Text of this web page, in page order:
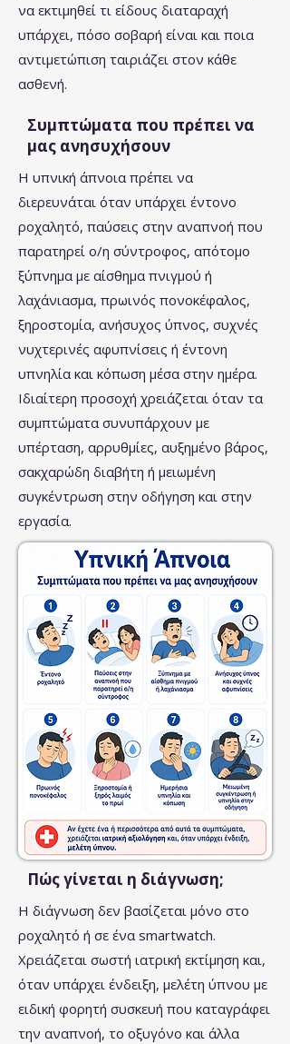
να εκτιμηθεί τι είδους διαταραχή
υπάρχει, πόσο σοβαρή είναι και ποια
αντιμετώπιση ταιριάζει στον κάθε
ασθενή.
Συμπτώματα που πρέπει να
μας ανησυχήσουν
Η υπνική άπνοια πρέπει να
διερευνάται όταν υπάρχει έντονο
ροχαλητό, παύσεις στην αναπνοή που
παρατηρεί ο/η σύντροφος, απότομο
ξύπνημα με αίσθημα πνιγμού ή
λαχάνιασμα, πρωινός πονοκέφαλος,
ξηροστομία, ανήσυχος ύπνος, συχνές
νυχτερινές αφυπνίσεις ή έντονη
υπνηλία και κόπωση μέσα στην ημέρα.
Ιδιαίτερη προσοχή χρειάζεται όταν τα
συμπτώματα συνυπάρχουν με
υπέρταση, αρρυθμίες, αυξημένο βάρος,
σακχαρώδη διαβήτη ή μειωμένη
συγκέντρωση στην οδήγηση και στην
εργασία.
Πώς γίνεται η διάγνωση;
H διάγνωση δεν βασίζεται μόνο στο
ροχαλητό ή σε ένα smartwatch.
Χρειάζεται σωστή ιατρική εκτίμηση και,
όταν υπάρχει ένδειξη, μελέτη ύπνου με
ειδική φορητή συσκευή που καταγράφει
την αναπνοή, το οξυγόνο και άλλα